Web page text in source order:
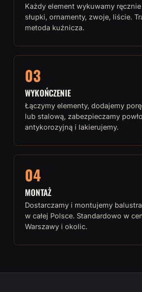
Każdy element wykuwamy
słupki, ornamenty, zwoje, liście.
metoda kuźnicza.
03
WYKOŃCZENIE
Łączymy elementy, dodajemy
lub stalową, zabezpieczamy
antykorozyjną i lakierujemy.
04
MONTAŻ
Dostarczamy i montujemy
w całej Polsce. Standardowo w
Warszawy i okolic.